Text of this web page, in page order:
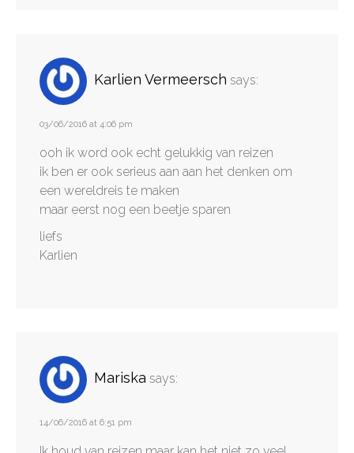
Karlien Vermeersch says:
03/06/2016 at 4:06 pm
ooh ik word ook echt gelukkig van reizen
ik ben er ook serieus aan aan het denken om
een wereldreis te maken
maar eerst nog een beetje sparen
liefs
Karlien
Mariska says:
14/06/2016 at 6:51 pm